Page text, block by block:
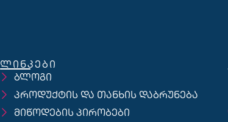
ლინკები
ბლოგი
პროდუქტის და თანხის დაბრუნება
მიწოდების პირობები